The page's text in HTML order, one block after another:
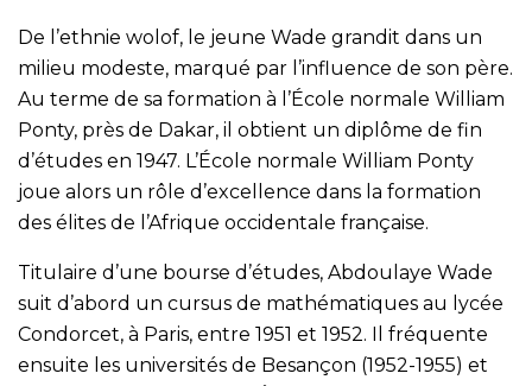
De l’ethnie wolof, le jeune Wade grandit dans un
milieu modeste, marqué par l’influence de son père.
Au terme de sa formation à l’École normale William
Ponty, près de Dakar, il obtient un diplôme de fin
d’études en 1947. L’École normale William Ponty
joue alors un rôle d’excellence dans la formation
des élites de l’Afrique occidentale française.
Titulaire d’une bourse d’études, Abdoulaye Wade
suit d’abord un cursus de mathématiques au lycée
Condorcet, à Paris, entre 1951 et 1952. Il fréquente
ensuite les universités de Besançon (1952-1955) et